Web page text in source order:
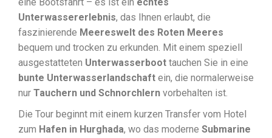
eine Bootsfahrt – es ist ein echtes
Unterwassererlebnis, das Ihnen erlaubt, die
faszinierende Meereswelt des Roten Meeres
bequem und trocken zu erkunden. Mit einem speziell
ausgestatteten Unterwasserboot tauchen Sie in eine
bunte Unterwasserlandschaft ein, die normalerweise
nur Tauchern und Schnorchlern vorbehalten ist.
Die Tour beginnt mit einem kurzen Transfer vom Hotel
zum Hafen in Hurghada, wo das moderne Submarine